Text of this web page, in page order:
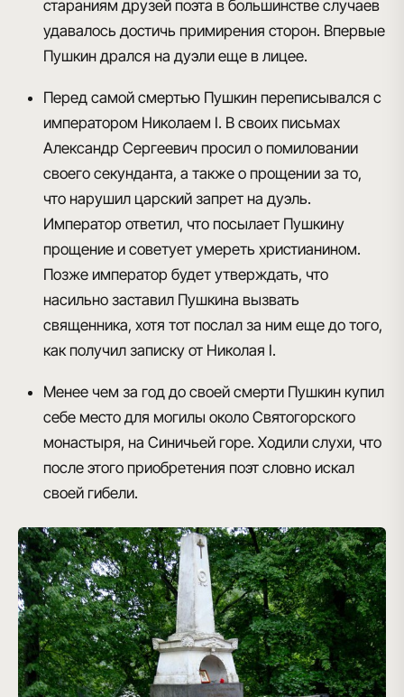
стараниям друзей поэта в большинстве случаев
удавалось достичь примирения сторон. Впервые
Пушкин дрался на дуэли еще в лицее.
Перед самой смертью Пушкин переписывался с
императором Николаем I. В своих письмах
Александр Сергеевич просил о помиловании
своего секунданта, а также о прощении за то,
что нарушил царский запрет на дуэль.
Император ответил, что посылает Пушкину
прощение и советует умереть христианином.
Позже император будет утверждать, что
насильно заставил Пушкина вызвать
священника, хотя тот послал за ним еще до того,
как получил записку от Николая I.
Менее чем за год до своей смерти Пушкин купил
себе место для могилы около Святогорского
монастыря, на Синичьей горе. Ходили слухи, что
после этого приобретения поэт словно искал
своей гибели.